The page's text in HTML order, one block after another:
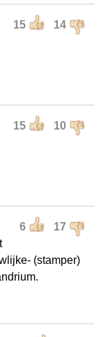
15 14
15 10
6 17
(stamper)